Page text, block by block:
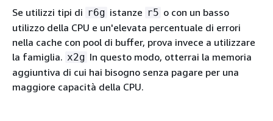
Se utilizzi tipi di r6g istanze r5 o con un basso
utilizzo della CPU e un'elevata percentuale di errori
nella cache con pool di buffer, prova invece a utilizzare
la famiglia. x2g In questo modo, otterrai la memoria
aggiuntiva di cui hai bisogno senza pagare per una
maggiore capacità della CPU.